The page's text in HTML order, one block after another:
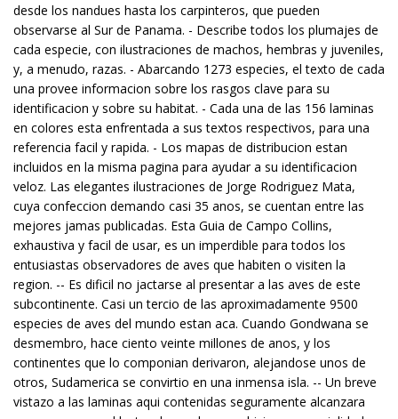
desde los nandues hasta los carpinteros, que pueden
observarse al Sur de Panama. - Describe todos los plumajes de
cada especie, con ilustraciones de machos, hembras y juveniles,
y, a menudo, razas. - Abarcando 1273 especies, el texto de cada
una provee informacion sobre los rasgos clave para su
identificacion y sobre su habitat. - Cada una de las 156 laminas
en colores esta enfrentada a sus textos respectivos, para una
referencia facil y rapida. - Los mapas de distribucion estan
incluidos en la misma pagina para ayudar a su identificacion
veloz. Las elegantes ilustraciones de Jorge Rodriguez Mata,
cuya confeccion demando casi 35 anos, se cuentan entre las
mejores jamas publicadas. Esta Guia de Campo Collins,
exhaustiva y facil de usar, es un imperdible para todos los
entusiastas observadores de aves que habiten o visiten la
region. -- Es dificil no jactarse al presentar a las aves de este
subcontinente. Casi un tercio de las aproximadamente 9500
especies de aves del mundo estan aca. Cuando Gondwana se
desmembro, hace ciento veinte millones de anos, y los
continentes que lo componian derivaron, alejandose unos de
otros, Sudamerica se convirtio en una inmensa isla. -- Un breve
vistazo a las laminas aqui contenidas seguramente alcanzara